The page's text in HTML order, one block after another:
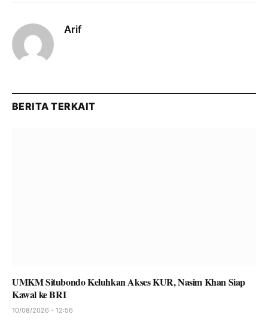
Arif
BERITA TERKAIT
UMKM Situbondo Keluhkan Akses KUR, Nasim Khan Siap
Kawal ke BRI
10/08/2026 - 12:56